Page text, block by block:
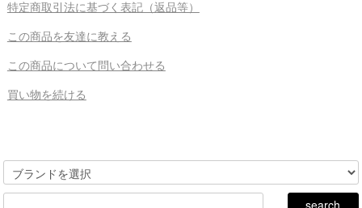
特定商取引法に基づく表記（返品等）
この商品を友達に教える
この商品について問い合わせる
買い物を続ける